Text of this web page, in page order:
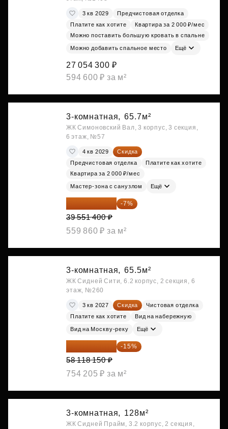
3 кв 2029
Предчистовая отделка
Платите как хотите
Квартира за 2 000 ₽/мес
Можно поставить большую кровать в спальне
Можно добавить спальное место Ещё
27 054 300 ₽
594 600 ₽ за м²
3-комнатная, 65.7м²
ЖК Симоновский Вал, 3 корпус, 3 секция,
6 этаж, №57
4 кв 2029
Скидка
Предчистовая отделка
Платите как хотите
Квартира за 2 000 ₽/мес
Мастер-зона с санузлом Ещё
36 782 802 ₽ -7%
39 551 400 ₽
559 860 ₽ за м²
3-комнатная, 65.5м²
ЖК Сидней Сити, 6.2 корпус, 2 секция, 6
этаж, №260
3 кв 2027 Скидка
Чистовая отделка
Платите как хотите
Вид на набережную
Вид на Москву-реку Ещё
49 400 428 ₽ -15%
58 118 150 ₽
754 205 ₽ за м²
3-комнатная, 128м²
ЖК Сидней Прайм, 3.2 корпус, 2 секция,